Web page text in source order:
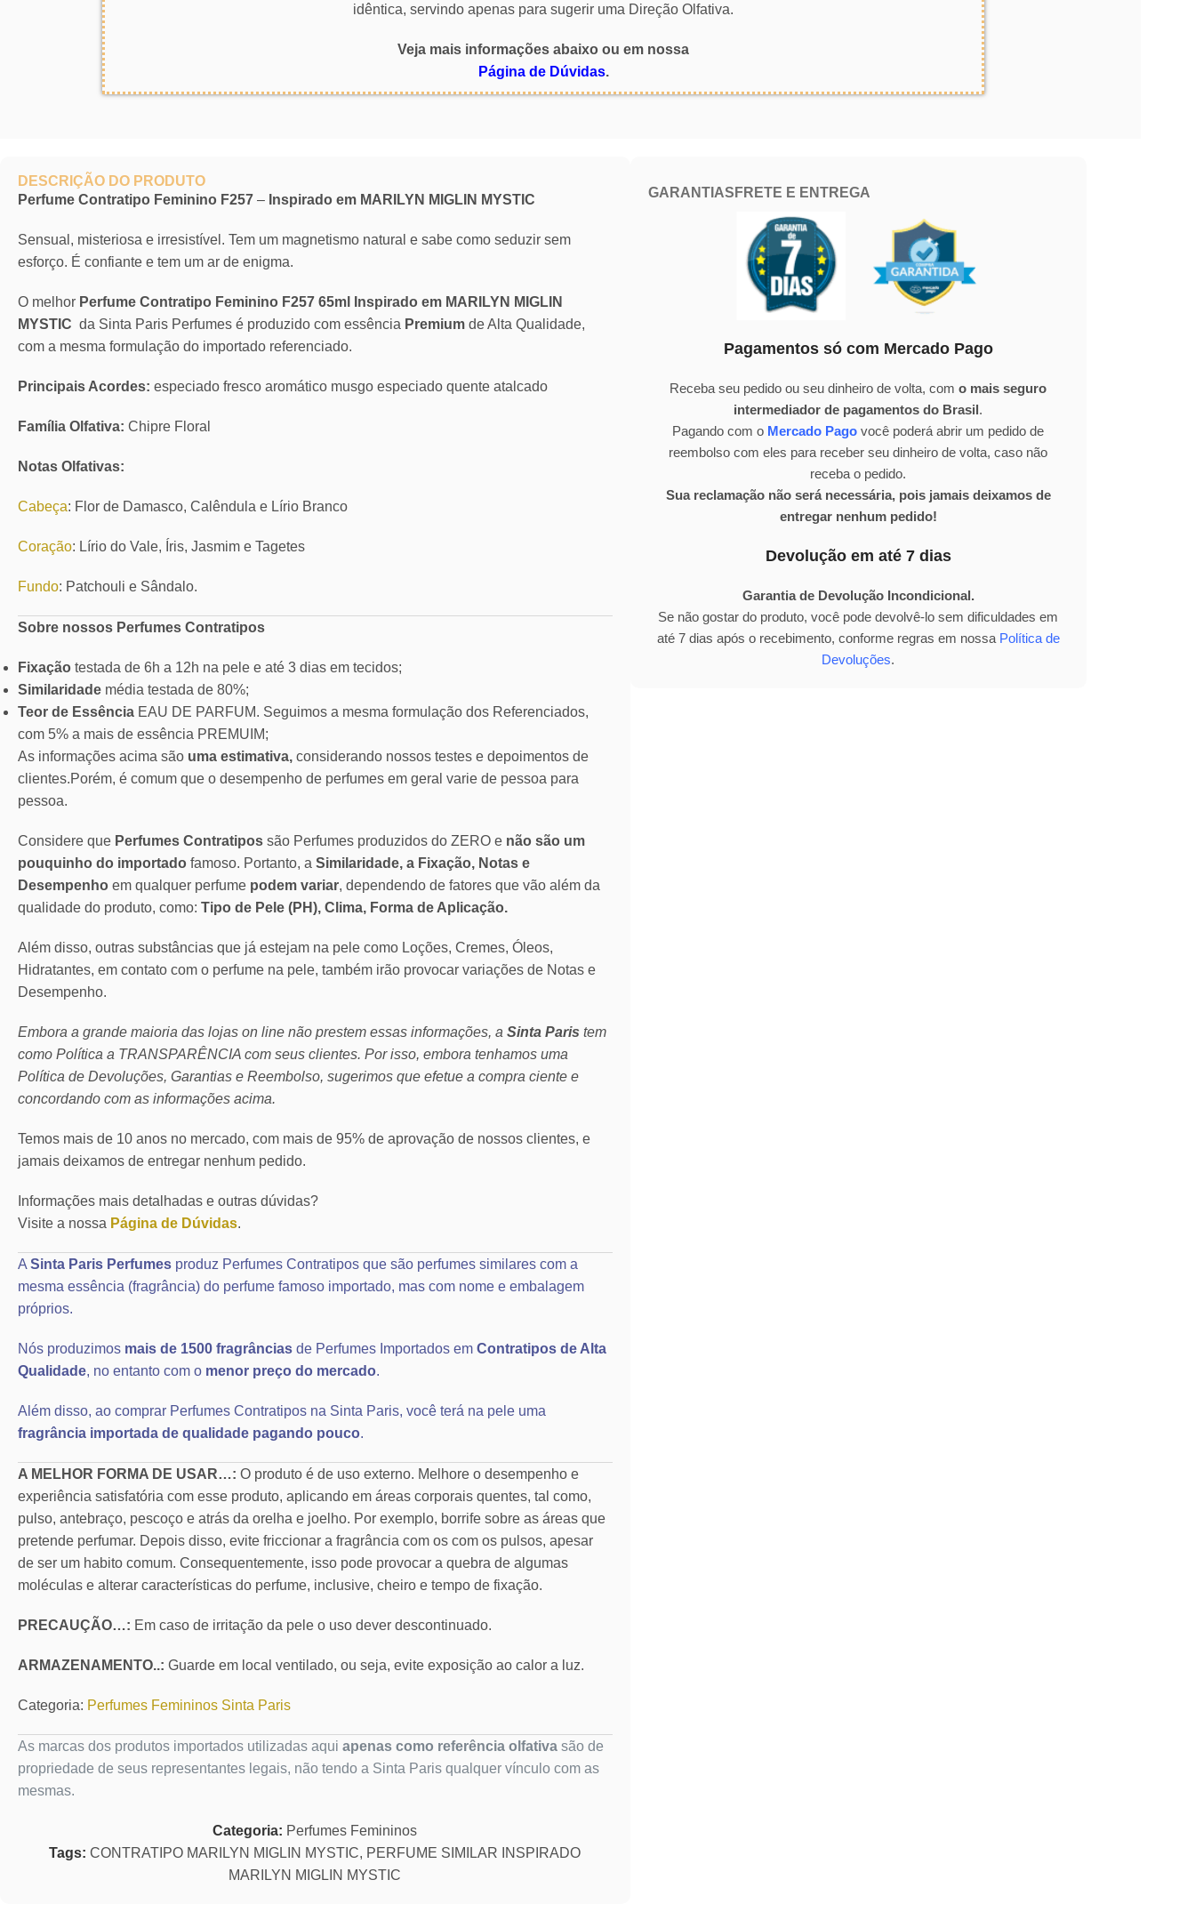
idêntica, servindo apenas para sugerir uma Direção Olfativa.
Veja mais informações abaixo ou em nossa
Página de Dúvidas.
DESCRIÇÃO DO PRODUTO
Perfume Contratipo Feminino F257 – Inspirado em MARILYN MIGLIN MYSTIC
Sensual, misteriosa e irresistível. Tem um magnetismo natural e sabe como seduzir sem
esforço. É confiante e tem um ar de enigma.
O melhor Perfume Contratipo Feminino F257 65ml Inspirado em MARILYN MIGLIN
MYSTIC da Sinta Paris Perfumes é produzido com essência Premium de Alta Qualidade,
com a mesma formulação do importado referenciado.
Principais Acordes: especiado fresco aromático musgo especiado quente atalcado
Família Olfativa: Chipre Floral
Notas Olfativas:
Cabeça: Flor de Damasco, Calêndula e Lírio Branco
Coração: Lírio do Vale, Íris, Jasmim e Tagetes
Fundo: Patchouli e Sândalo.
Sobre nossos Perfumes Contratipos
Fixação testada de 6h a 12h na pele e até 3 dias em tecidos;
Similaridade média testada de 80%;
Teor de Essência EAU DE PARFUM. Seguimos a mesma formulação dos Referenciados,
com 5% a mais de essência PREMUIM;
As informações acima são uma estimativa, considerando nossos testes e depoimentos de
clientes.Porém, é comum que o desempenho de perfumes em geral varie de pessoa para
pessoa.
Considere que Perfumes Contratipos são Perfumes produzidos do ZERO e não são um
pouquinho do importado famoso. Portanto, a Similaridade, a Fixação, Notas e
Desempenho em qualquer perfume podem variar, dependendo de fatores que vão além da
qualidade do produto, como: Tipo de Pele (PH), Clima, Forma de Aplicação.
Além disso, outras substâncias que já estejam na pele como Loções, Cremes, Óleos,
Hidratantes, em contato com o perfume na pele, também irão provocar variações de Notas e
Desempenho.
Embora a grande maioria das lojas on line não prestem essas informações, a Sinta Paris tem
como Política a TRANSPARÊNCIA com seus clientes. Por isso, embora tenhamos uma
Política de Devoluções, Garantias e Reembolso, sugerimos que efetue a compra ciente e
concordando com as informações acima.
Temos mais de 10 anos no mercado, com mais de 95% de aprovação de nossos clientes, e
jamais deixamos de entregar nenhum pedido.
Informações mais detalhadas e outras dúvidas?
Visite a nossa Página de Dúvidas.
A Sinta Paris Perfumes produz Perfumes Contratipos que são perfumes similares com a
mesma essência (fragrância) do perfume famoso importado, mas com nome e embalagem
próprios.
Nós produzimos mais de 1500 fragrâncias de Perfumes Importados em Contratipos de Alta
Qualidade, no entanto com o menor preço do mercado.
Além disso, ao comprar Perfumes Contratipos na Sinta Paris, você terá na pele uma
fragrância importada de qualidade pagando pouco.
A MELHOR FORMA DE USAR…: O produto é de uso externo. Melhore o desempenho e
experiência satisfatória com esse produto, aplicando em áreas corporais quentes, tal como,
pulso, antebraço, pescoço e atrás da orelha e joelho. Por exemplo, borrife sobre as áreas que
pretende perfumar. Depois disso, evite friccionar a fragrância com os com os pulsos, apesar
de ser um habito comum. Consequentemente, isso pode provocar a quebra de algumas
moléculas e alterar características do perfume, inclusive, cheiro e tempo de fixação.
PRECAUÇÃO…: Em caso de irritação da pele o uso dever descontinuado.
ARMAZENAMENTO..: Guarde em local ventilado, ou seja, evite exposição ao calor a luz.
Categoria: Perfumes Femininos Sinta Paris
As marcas dos produtos importados utilizadas aqui apenas como referência olfativa são de
propriedade de seus representantes legais, não tendo a Sinta Paris qualquer vínculo com as
mesmas.
Categoria: Perfumes Femininos
Tags: CONTRATIPO MARILYN MIGLIN MYSTIC, PERFUME SIMILAR INSPIRADO
MARILYN MIGLIN MYSTIC
GARANTIAS FRETE E ENTREGA
Pagamentos só com Mercado Pago
Receba seu pedido ou seu dinheiro de volta, como mais seguro
intermediador de pagamentos do Brasil.
Pagando com o Mercado Pago você poderá abrir um pedido de
reembolso com eles para receber seu dinheiro de volta, caso não
receba o pedido.
Sua reclamação não será necessária, pois jamais deixamos de
entregar nenhum pedido!
Devolução em até 7 dias
Garantia de Devolução Incondicional.
Se não gostar do produto, você pode devolvê-lo sem dificuldades em
até 7 dias após o recebimento, conforme regras em nossa Política de
Devoluções.